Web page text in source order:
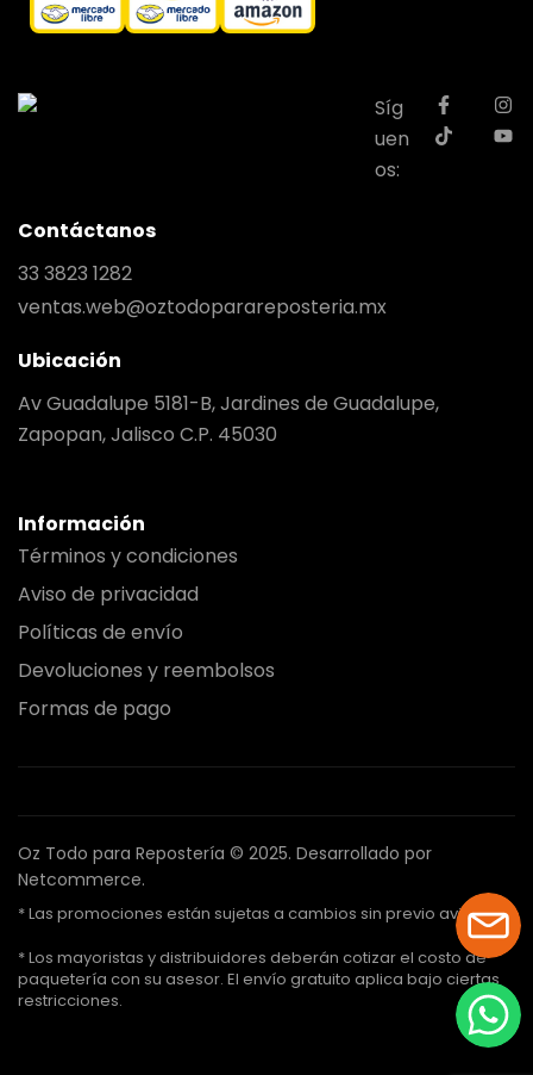
Síg
uen
os:
Contáctanos
33 3823 1282
ventas.web@oztodoparareposteria.mx
Ubicación
Av Guadalupe 5181-B, Jardines de Guadalupe,
Zapopan, Jalisco C.P. 45030
Información
Términos y condiciones
Aviso de privacidad
Políticas de envío
Devoluciones y reembolsos
Formas de pago
Oz Todo para Repostería © 2025. Desarrollado por
Netcommerce.
* Las promociones están sujetas a cambios sin previo aviso.
* Los mayoristas y distribuidores deberán cotizar el costo de
paquetería con su asesor. El envío gratuito aplica bajo ciertas
restricciones.